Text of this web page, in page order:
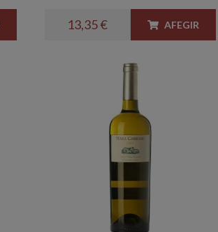
13,35 € AFEGIR